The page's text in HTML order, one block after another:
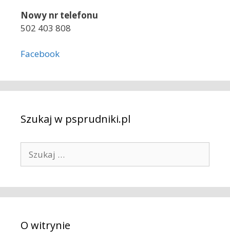
Nowy nr telefonu
502 403 808
Facebook
Szukaj w psprudniki.pl
k
a
:O witrynie